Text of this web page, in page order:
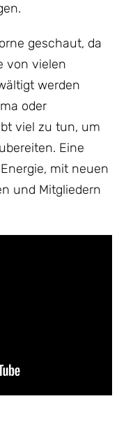
geschaut, da
von vielen
werden
oder
viel zu tun, um
Eine
mit neuen
und Mitgliedern